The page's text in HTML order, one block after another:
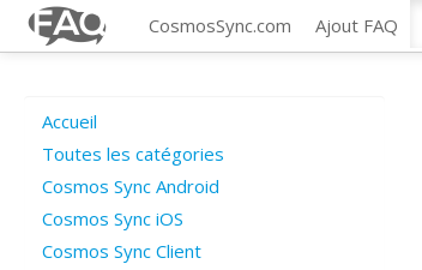
CosmosSync.com Ajout FAQ
Accueil
Toutes les catégories
Cosmos Sync Android
Cosmos Sync iOS
Cosmos Sync Client